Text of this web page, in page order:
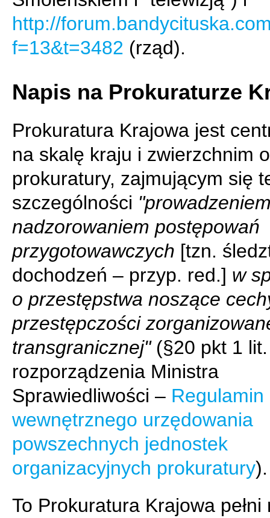
http://
f=13&t=3482 (rząd).
Napis na Prokuraturze
Prokuratura Krajowa jest
na skalę kraju i zwierzchnim
prokuratury, zajmującym się
szczególności
nadzorowaniem postępowań
przygotowawczych [tzn.
dochodzeń – przyp. red.] w
o przestępstwa noszące
przestępczości
transgranicznej"(§20 pkt 1
rozporządzenia Ministra
Sprawiedliwości – Regulamin
wewnętrznego urzędowania
powszechnych jednostek
organizacyjnych prokuratury).
To Prokuratura Krajowa pełni